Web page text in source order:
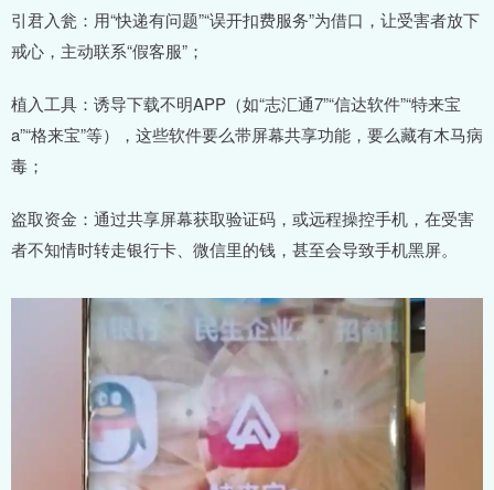
引君入瓮：用“快递有问题”“误开扣费服务”为借口，让受害者放下
戒心，主动联系“假客服”；
植入工具：诱导下载不明APP（如“志汇通7”“信达软件”“特来宝
a”“格来宝”等），这些软件要么带屏幕共享功能，要么藏有木马病
毒；
盗取资金：通过共享屏幕获取验证码，或远程操控手机，在受害
者不知情时转走银行卡、微信里的钱，甚至会导致手机黑屏。